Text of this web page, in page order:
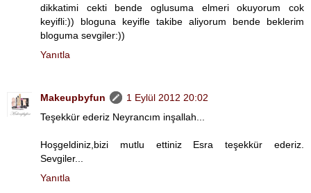
dikkatimi cekti bende oglusuma elmeri okuyorum cok
keyifli:)) bloguna keyifle takibe aliyorum bende beklerim
bloguma sevgiler:))
Yanıtla
Makeupbyfun
1 Eylül 2012 20:02
Teşekkür ederiz Neyrancım inşallah...
Hoşgeldiniz,bizi mutlu ettiniz Esra teşekkür ederiz.
Sevgiler...
Yanıtla